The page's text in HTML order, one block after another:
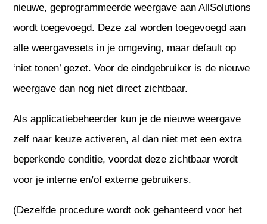
nieuwe, geprogrammeerde weergave aan AllSolutions
wordt toegevoegd. Deze zal worden toegevoegd aan
alle weergavesets in je omgeving, maar default op
‘niet tonen’ gezet. Voor de eindgebruiker is de nieuwe
weergave dan nog niet direct zichtbaar.
Als applicatiebeheerder kun je de nieuwe weergave
zelf naar keuze activeren, al dan niet met een extra
beperkende conditie, voordat deze zichtbaar wordt
voor je interne en/of externe gebruikers.
(Dezelfde procedure wordt ook gehanteerd voor het